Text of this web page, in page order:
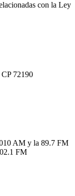
con la Ley
72190
AM y la 89.7 FM
FM